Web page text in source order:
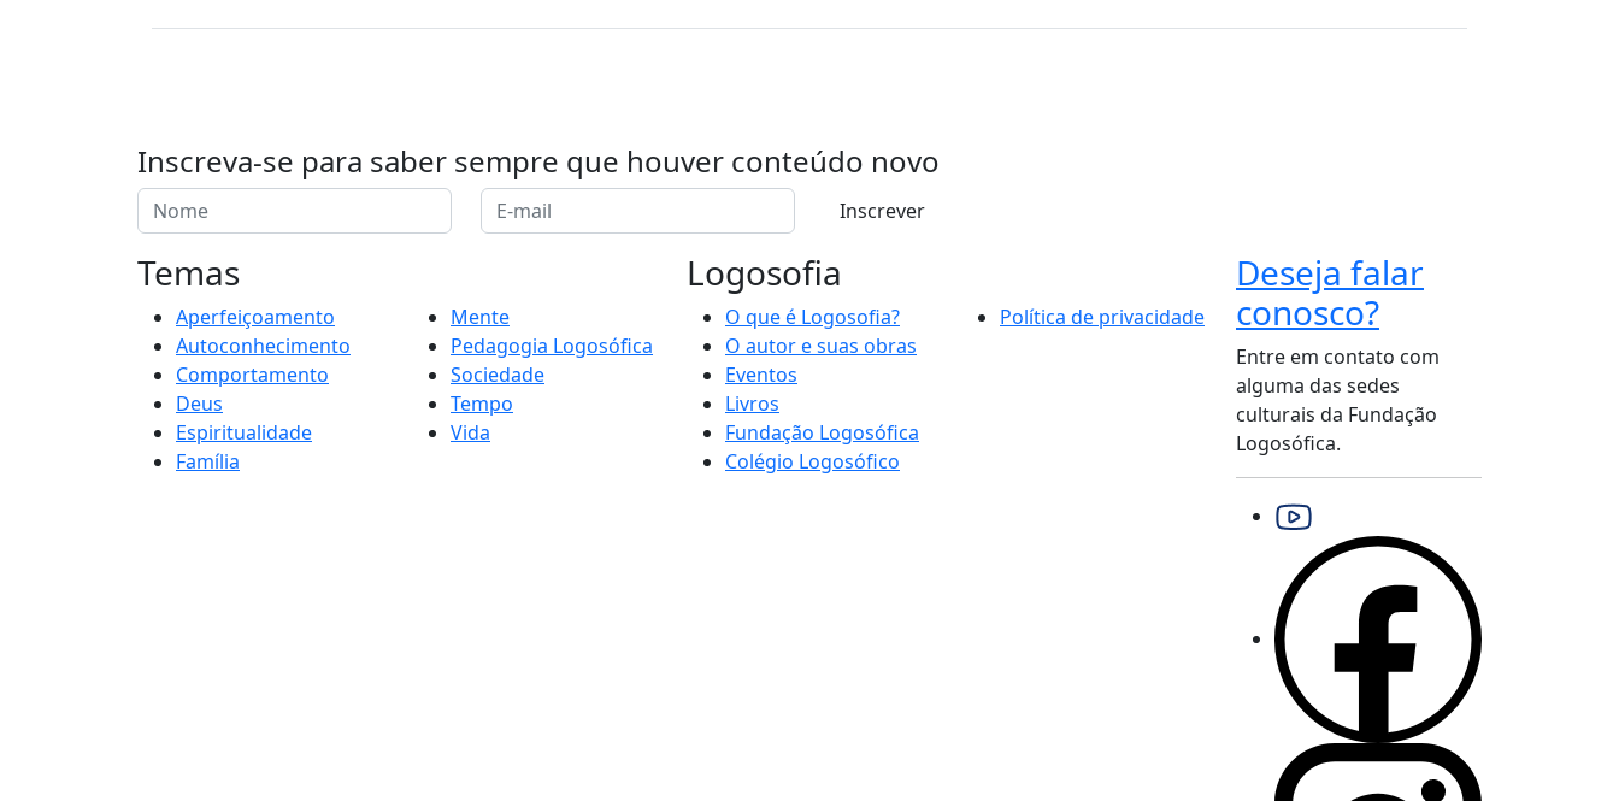
Inscreva-se para saber sempre que houver conteúdo novo
Inscrever
Temas
Aperfeiçoamento
Autoconhecimento
Comportamento
Deus
Espiritualidade
Família
Mente
Pedagogia Logosófica
Sociedade
Tempo
Vida
Logosofia
O que é Logosofia?
O autor e suas obras
Eventos
Livros
Fundação Logosófica
Colégio Logosófico
Política de privacidade
Deseja falar
conosco?
Entre em contato com
alguma das sedes
culturais da Fundação
Logosófica.